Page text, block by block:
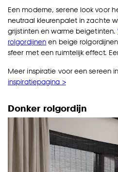
Een moderne, serene look voor
neutraal kleurenpalet in zachte
grijstinten en warme beigetinten.
rolgordijnen en beige
sfeer met een ruimtelijk effect.
Meer inspiratie voor een sereen
inspiratiepagina >
Donker rolgordijn